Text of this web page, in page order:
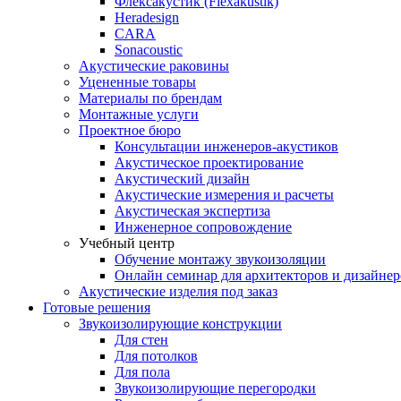
Heradesign
CARA
Sonacoustic
Акустические раковины
Уцененные товары
Материалы по брендам
Монтажные услуги
Проектное бюро
Консультации инженеров-акустиков
Акустическое проектирование
Акустический дизайн
Акустические измерения и расчеты
Акустическая экспертиза
Инженерное сопровождение
Учебный центр
Обучение монтажу звукоизоляции
Онлайн семинар для архитекторов и
Акустические изделия под заказ
Готовые решения
Звукоизолирующие конструкции
Для стен
Для потолков
Для пола
Звукоизолирующие перегородки